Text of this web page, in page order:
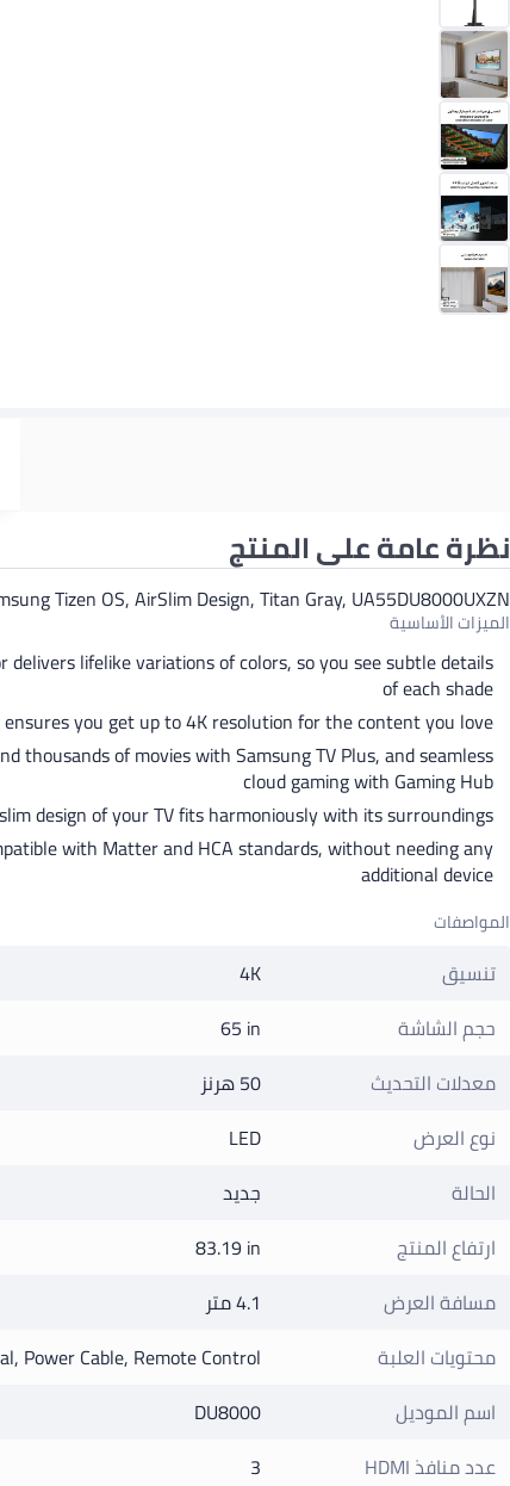
نظرة عامة على المنتج
Tizen OS, AirSlim Design, Titan Gray, UA55DU8000UXZN
الميزات الأساسية
lifelike variations of colors, so you see subtle details
of each shade
you get up to 4K resolution for the content you love
thousands of movies with Samsung TV Plus, and seamless
cloud gaming with Gaming Hub
design of your TV fits harmoniously with its surroundings
with Matter and HCA standards, without needing any
additional device
المواصفات
تنسيق
4K
حجم الشاشة
65 in
معدلات التحديث
50 هرنز
نوع العرض
LED
الحالة
جديد
ارتفاع المنتج
83.19 in
مسافة العرض
4.1 متر
محتويات العلبة
Power Cable, Remote Control
اسم الموديل
DU8000
عدد منافذ HDMI
3